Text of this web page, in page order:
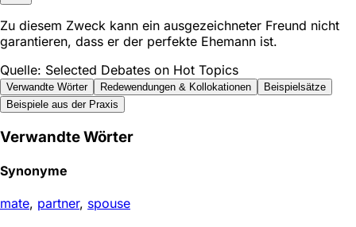
Zu diesem Zweck kann ein ausgezeichneter Freund nicht
garantieren, dass er der perfekte Ehemann ist.
Quelle: Selected Debates on Hot Topics
Verwandte Wörter Redewendungen & Kollokationen
Beispielsätze
Beispiele aus der Praxis
Verwandte Wörter
Synonyme
mate, partner, spouse